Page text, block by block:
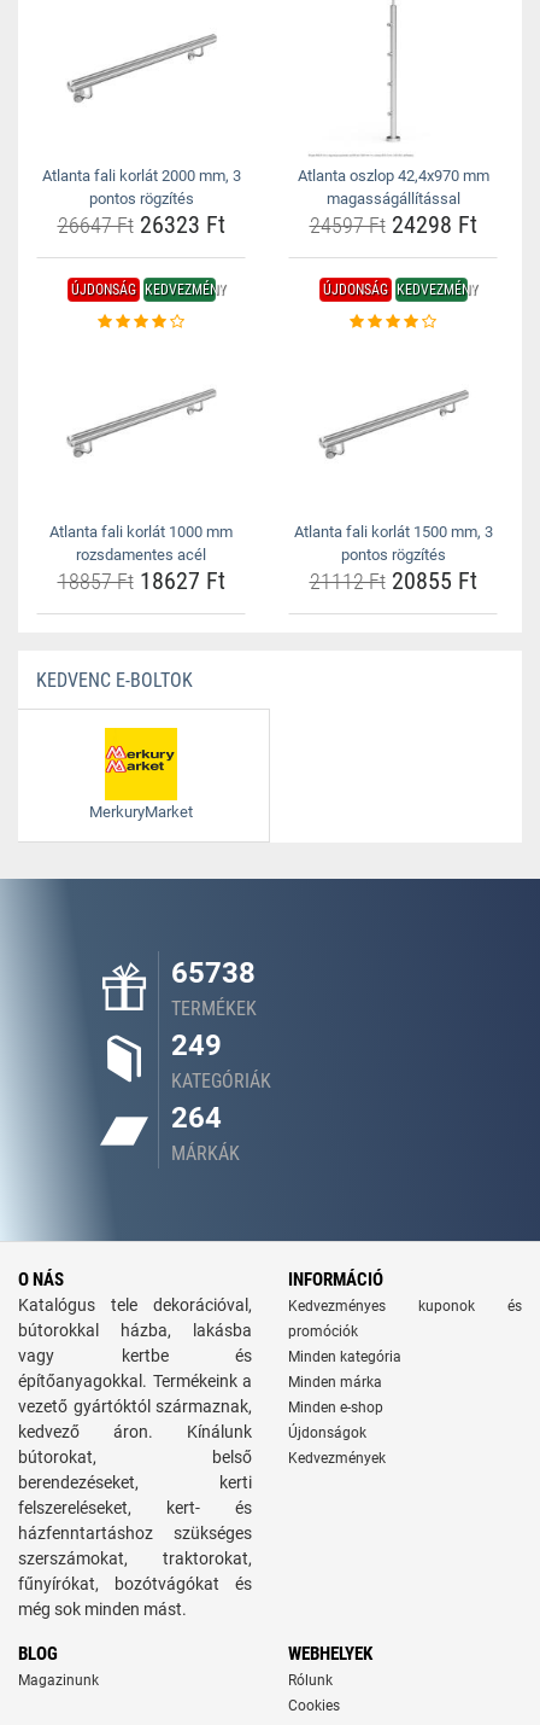
Atlanta fali korlát 2000 mm, 3
pontos rögzítés
26647 Ft26323 Ft
Atlanta oszlop 42,4x970 mm
magasságállítással
24597 Ft24298 Ft
ÚJDONSÁG KEDVEZMÉNY
Atlanta fali korlát 1000 mm
rozsdamentes acél
18857 Ft18627 Ft
ÚJDONSÁG KEDVEZMÉNY
Atlanta fali korlát 1500 mm, 3
pontos rögzítés
21112 Ft20855 Ft
KEDVENC E-BOLTOK
MerkuryMarket
65738
TERMÉKEK
249
KATEGÓRIÁK
264
MÁRKÁK
O NÁS
Katalógus tele dekorációval,
bútorokkal házba, lakásba
vagy kertbe és
építőanyagokkal. Termékeink a
vezető gyártóktól származnak,
kedvező áron. Kínálunk
bútorokat, belső
berendezéseket, kerti
felszereléseket, kert- és
házfenntartáshoz szükséges
szerszámokat, traktorokat,
fűnyírókat, bozótvágókat és
még sok minden mást.
INFORMÁCIÓ
Kedvezményes kuponok és
promóciók
Minden kategória
Minden márka
Minden e-shop
Újdonságok
Kedvezmények
BLOG
Magazinunk
WEBHELYEK
Rólunk
Cookies